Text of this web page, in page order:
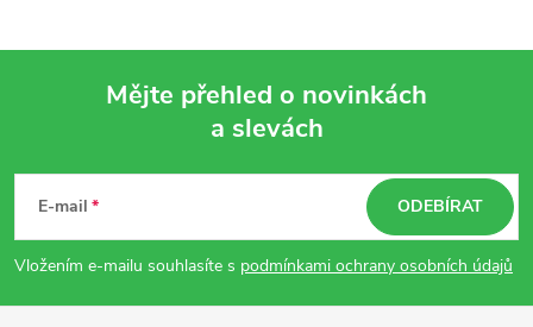
p
Mějte přehled o novinkách
a slevách
E-mail
Vložením e-mailu souhlasíte s podmínkami ochrany osobních údajů
ODEBÍRAT